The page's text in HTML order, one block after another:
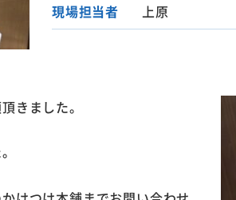
現場担当者
上原
きました。